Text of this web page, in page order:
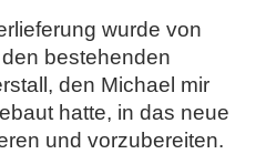
wurde von
bestehenden
den Michael mir
hatte, in das neue
und vorzubereiten.